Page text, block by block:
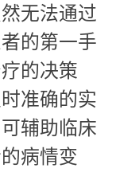
无法通过
的第一手
的决策
准确的实
辅助临床
病情变